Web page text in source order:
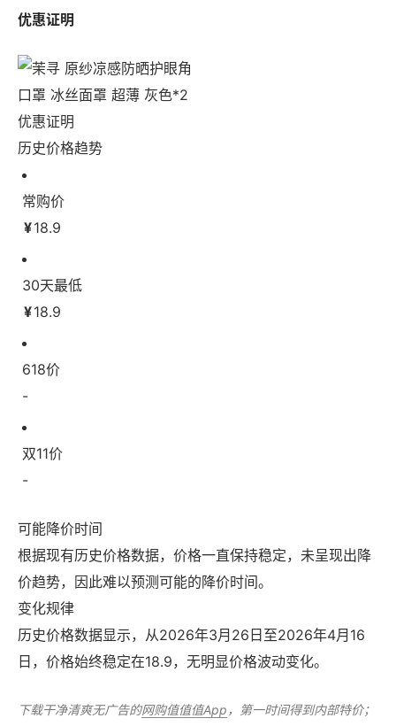
优惠证明
历史价格趋势
常购价
¥18.9
30天最低
¥18.9
618价
-
双11价
-
可能降价时间
根据现有历史价格数据，价格一直保持稳定，未呈现出降
价趋势，因此难以预测可能的降价时间。
变化规律
历史价格数据显示，从2026年3月26日至2026年4月16
日，价格始终稳定在18.9，无明显价格波动变化。
下载干净清爽无广告的网购值值值App ，第一时间得到内部特价；